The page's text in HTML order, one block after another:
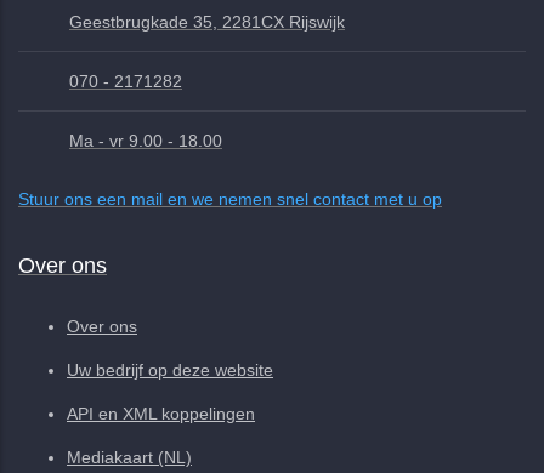
Geestbrugkade 35, 2281CX Rijswijk
070 - 2171282
Ma - vr 9.00 - 18.00
Stuur ons een mail en we nemen snel contact met u op
Over ons
Over ons
Uw bedrijf op deze website
API en XML koppelingen
Mediakaart (NL)